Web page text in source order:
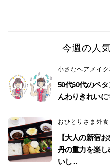
今週の人
小さなヘアメイ
50代60代のペ
んわりきれいに
おひとりさま外食
【大人の新宿
丹の重力を楽
いし...